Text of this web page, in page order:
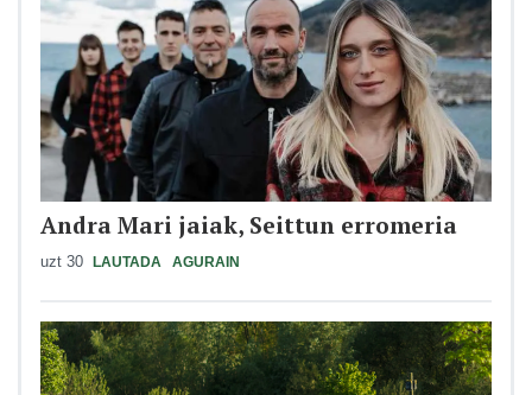
Andra Mari jaiak, Seittun erromeria
uzt 30 LAUTADA AGURAIN